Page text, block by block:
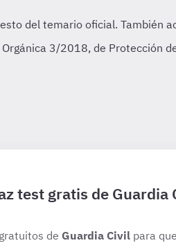
3/2018, de Protección
test gratis de Guardia
de Guardia Civilpara